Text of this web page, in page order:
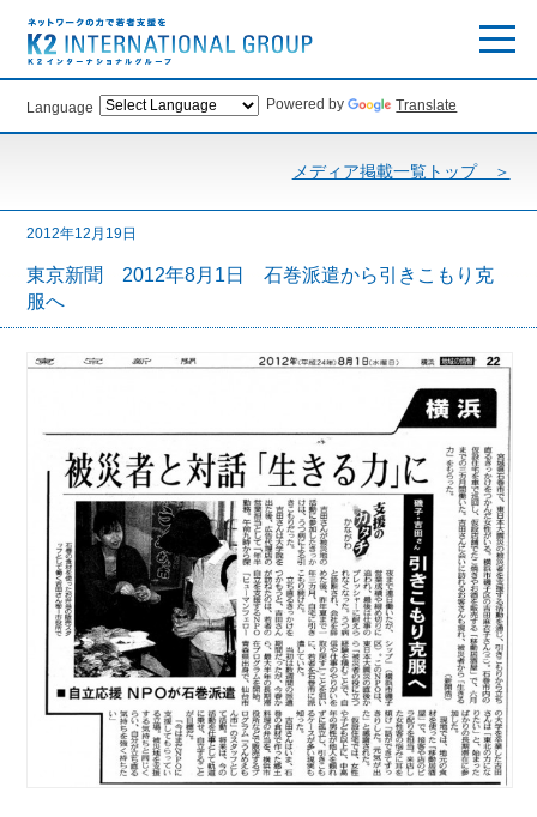
Language Powered by Translate
メディア掲載一覧トップ ＞
2012年12月19日
東京新聞 2012年8月1日 石巻派遣から引きこもり克
服へ